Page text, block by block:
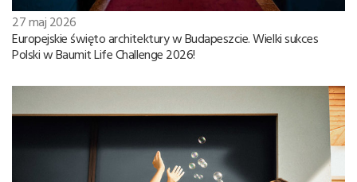
27 maj 2026
Europejskie święto architektury w Budapeszcie. Wielki sukces
Polski w Baumit Life Challenge 2026!